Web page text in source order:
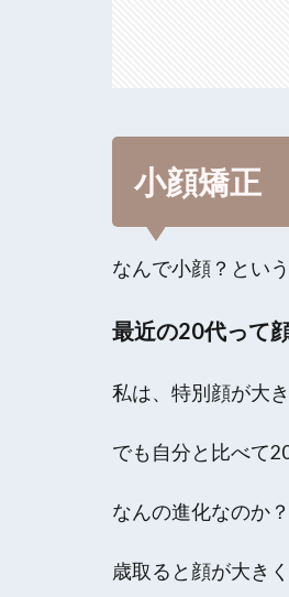
小顔矯正
なんで小顔？とい
最近の20代って
私は、特別顔が大
でも自分と比べて
なんの進化なのか？
歳取ると顔が大き